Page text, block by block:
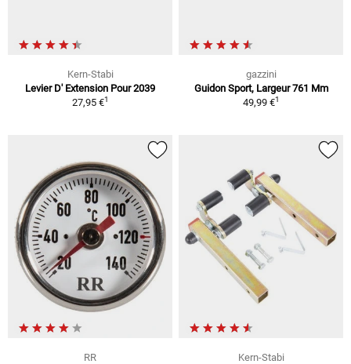
Kern-Stabi
Levier D' Extension Pour 2039
27,95 €1
gazzini
Guidon Sport, Largeur 761 Mm
49,99 €1
RR
Kern-Stabi